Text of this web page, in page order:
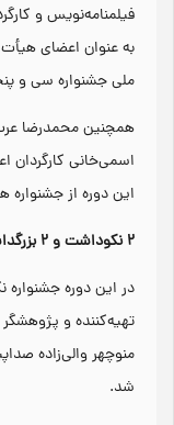
فیلمنامه‌نویس و
به عنوان اعضای
ملی جشنواره سی و
همچنین محمدرضا عرب
اسمی‌خانی کارگردان
این دوره از جشنواره
۲ نکوداشت و ۲ بزرگداشت
تهیه‌کننده و
منوچهر والی‌زاده
شد.